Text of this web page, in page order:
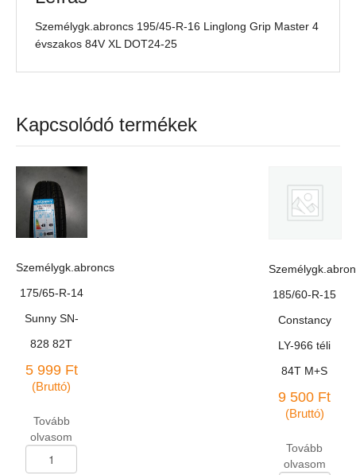
mennyiség
Személygk.abroncs 195/45-R-16 Linglong Grip Master 4
évszakos 84V XL DOT24-25
Kapcsolódó termékek
Személygk.abroncs
175/65-R-14
Sunny SN-
828 82T
5 999 Ft
(Bruttó)
Tovább
olvasom
175/65-
185/60-R-15
Constancy
LY-966 téli
84T M+S
9 500 Ft
(Bruttó)
Tovább
olvasom